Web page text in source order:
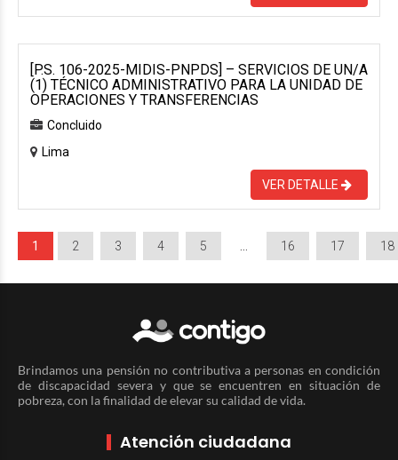
[P.S. 106-2025-MIDIS-PNPDS] – SERVICIOS DE UN/A
(1) TÉCNICO ADMINISTRATIVO PARA LA UNIDAD DE
OPERACIONES Y TRANSFERENCIAS
Concluido
Lima
VER DETALLE
1 2 3 4 5 16 17 18
Brindamos una pensión no contributiva a personas en condición
de discapacidad severa y que se encuentren en situación de
pobreza, con la finalidad de elevar su calidad de vida.
Atención ciudadana